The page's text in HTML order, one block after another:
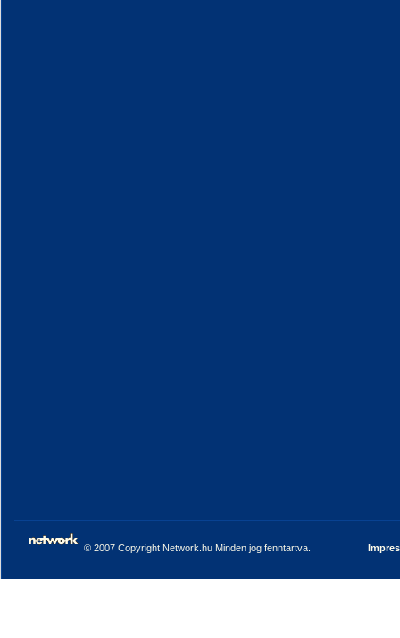
© 2007 Copyright Network.hu Minden jog fenntartva.